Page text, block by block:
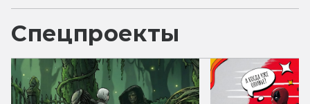
Спецпроекты